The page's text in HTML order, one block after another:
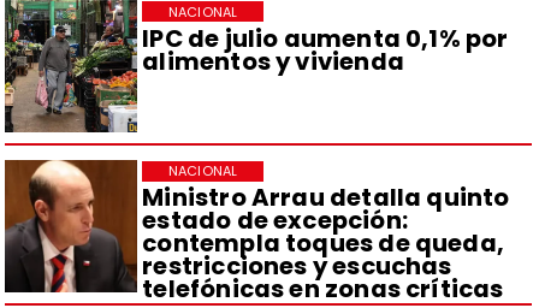
IPC de julio aumenta 0,1% por
alimentos y vivienda
NACIONAL
Ministro Arrau detalla quinto
estado de excepción:
contempla toques de queda,
restricciones y escuchas
telefónicas en zonas críticas
NACIONAL